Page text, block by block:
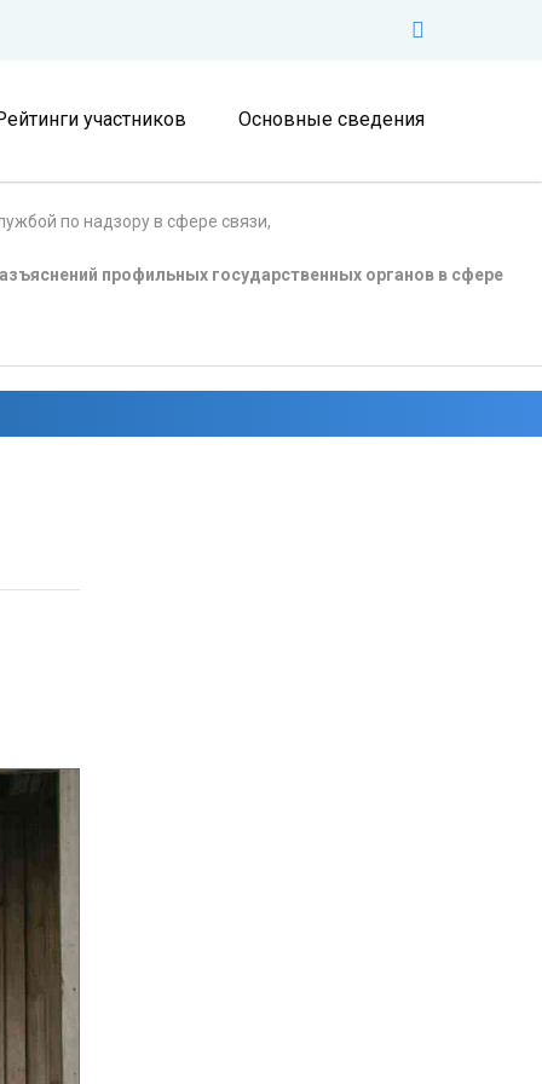
участников Основные сведения
по надзору в сфере связи,
профильных государственных органов в сфере